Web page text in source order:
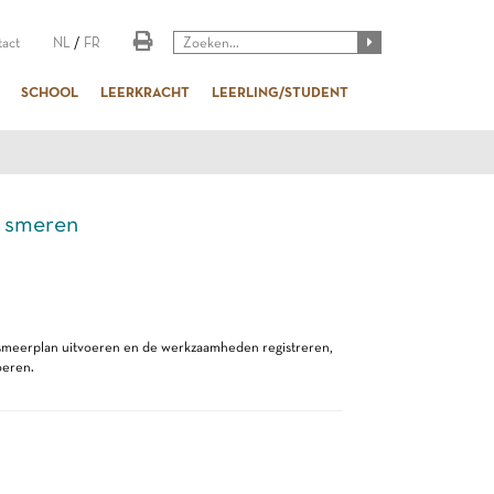
NL / FR
SCHOOL LEERKRACHT LEERLING/STUDENT
uitvoeren en de werkzaamheden registreren,